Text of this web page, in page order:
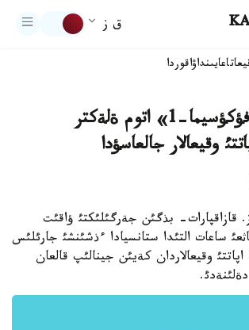
ق ز
تاعايىنداۋاقوردا
جاپونيانئث «فؤكؤسيما-1» اتوم ةلةكتر
وقيعالار جالعاسؤدا
ناؤرئز. قازاقپارات- بذگئن جةرگئلئكتئ ؤاقئت
ساعات التئدا ستانسيادا ءذشئنشئ جارئلئس
وقيعالاردان كةيئن جينالئپ قالعان